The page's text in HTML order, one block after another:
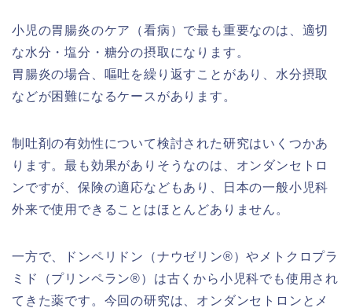
小児の胃腸炎のケア（看病）で最も重要なのは、適切
な水分・塩分・糖分の摂取になります。
胃腸炎の場合、嘔吐を繰り返すことがあり、水分摂取
などが困難になるケースがあります。
制吐剤の有効性について検討された研究はいくつかあ
ります。最も効果がありそうなのは、オンダンセトロ
ンですが、保険の適応などもあり、日本の一般小児科
外来で使用できることはほとんどありません。
一方で、ドンペリドン（ナウゼリン®︎）やメトクロプラ
ミド（プリンペラン®︎）は古くから小児科でも使用され
てきた薬です。今回の研究は、オンダンセトロンとメ